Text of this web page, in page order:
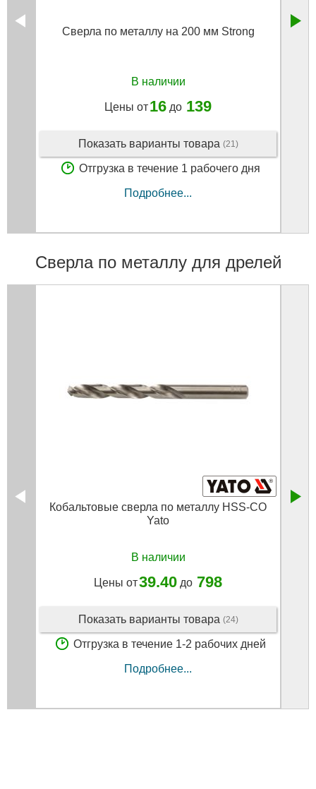
Сверла по металлу на 200 мм Strong
В наличии
Цены от16 до 139
Показать варианты товара (21)
Отгрузка в течение 1 рабочего дня
Подробнее...
Сверла по металлу для дрелей
Кобальтовые сверла по металлу HSS-CO
Yato
В наличии
Цены от39.40 до 798
Показать варианты товара (24)
Отгрузка в течение 1-2 рабочих дней
Подробнее...